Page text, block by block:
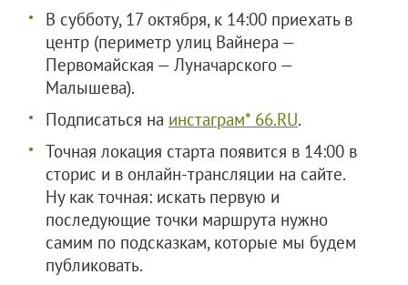
В субботу, 17 октября, к 14:00 приехать в
центр (периметр улиц Вайнера —
Первомайская — Луначарского —
Малышева).
Подписаться на инстаграм* 66.RU.
Точная локация старта появится в 14:00 в
сторис и в онлайн-трансляции на сайте.
Ну как точная: искать первую и
последующие точки маршрута нужно
самим по подсказкам, которые мы будем
публиковать.